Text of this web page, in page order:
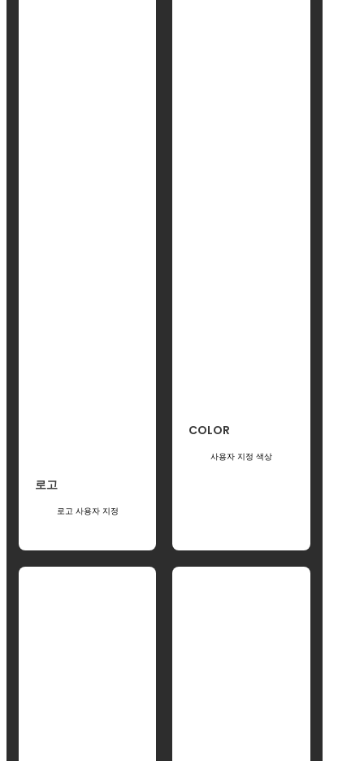
로고
로고 사용자 지정
COLOR
사용자 지정 색상